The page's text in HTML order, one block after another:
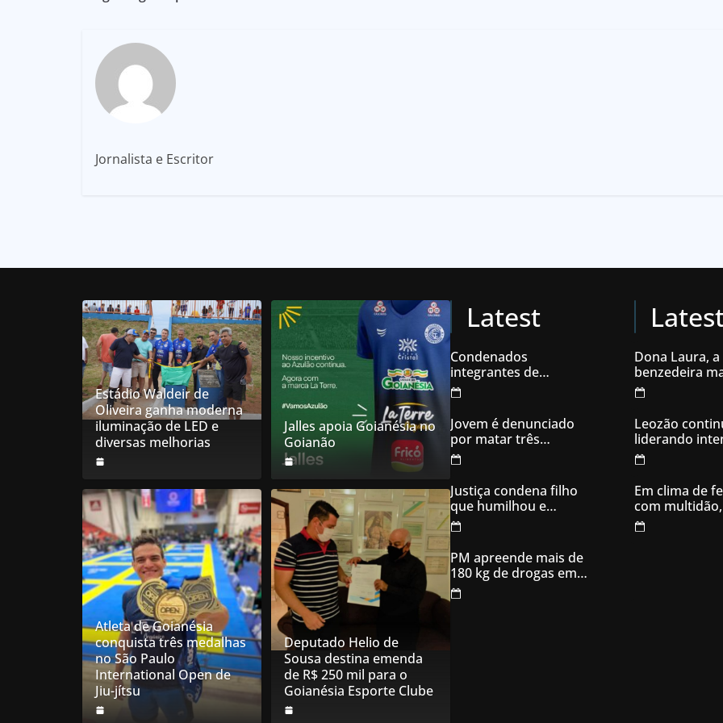
Jornalista e Escritor
Estádio Waldeir de
Oliveira ganha moderna
iluminação de LED e
diversas melhorias
Jalles apoia Goianésia no
Goianão
Atleta de Goianésia
conquista três medalhas
no São Paulo
International Open de
Jiu-jítsu
Deputado Helio de
Sousa destina emenda
de R$ 250 mil para o
Goianésia Esporte Clube
Latest
Condenados
integrantes de
organização
criminosa acusados
de explodir caixas
eletrônicos
Jovem é denunciado
por matar três
filhotes de cachorro e
usar sangue para
ameaçar os donos,
em Aparecida de
Goiânia
Justiça condena filho
que humilhou e
ameaçou mãe idosa;
da prisão à sentença
condenatória foram
apenas 21 dias
PM apreende mais de
180 kg de drogas em
Goiás
Dona Laura, a
benzedeira
famosa de
Leozão
liderando
votos em
Em clima de
com
inaugura
campanha